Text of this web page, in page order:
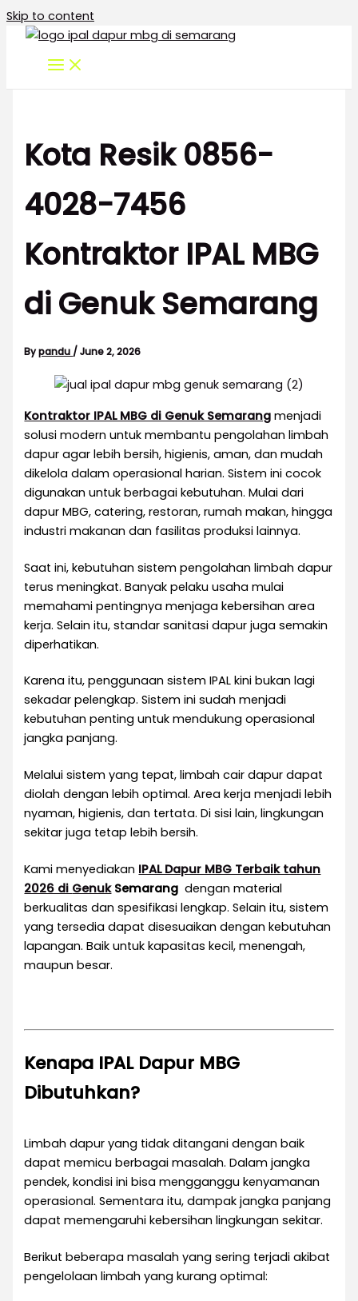
Skip to content
Kota Resik 0856-
4028-7456
Kontraktor IPAL MBG
di Genuk Semarang
Bypandu /June 2, 2026
Kontraktor IPAL MBG di Genuk Semarang menjadi
solusi modern untuk membantu pengolahan limbah
dapur agar lebih bersih, higienis, aman, dan mudah
dikelola dalam operasional harian. Sistem ini cocok
digunakan untuk berbagai kebutuhan. Mulai dari
dapur MBG, catering, restoran, rumah makan, hingga
industri makanan dan fasilitas produksi lainnya.
Saat ini, kebutuhan sistem pengolahan limbah dapur
terus meningkat. Banyak pelaku usaha mulai
memahami pentingnya menjaga kebersihan area
kerja. Selain itu, standar sanitasi dapur juga semakin
diperhatikan.
Karena itu, penggunaan sistem IPAL kini bukan lagi
sekadar pelengkap. Sistem ini sudah menjadi
kebutuhan penting untuk mendukung operasional
jangka panjang.
Melalui sistem yang tepat, limbah cair dapur dapat
diolah dengan lebih optimal. Area kerja menjadi lebih
nyaman, higienis, dan tertata. Di sisi lain, lingkungan
sekitar juga tetap lebih bersih.
Kami menyediakan IPAL Dapur MBG Terbaik tahun
2026 di GenukSemarang dengan material
berkualitas dan spesifikasi lengkap. Selain itu, sistem
yang tersedia dapat disesuaikan dengan kebutuhan
lapangan. Baik untuk kapasitas kecil, menengah,
maupun besar.
Kenapa IPAL Dapur MBG
Dibutuhkan?
Limbah dapur yang tidak ditangani dengan baik
dapat memicu berbagai masalah. Dalam jangka
pendek, kondisi ini bisa mengganggu kenyamanan
operasional. Sementara itu, dampak jangka panjang
dapat memengaruhi kebersihan lingkungan sekitar.
Berikut beberapa masalah yang sering terjadi akibat
pengelolaan limbah yang kurang optimal: